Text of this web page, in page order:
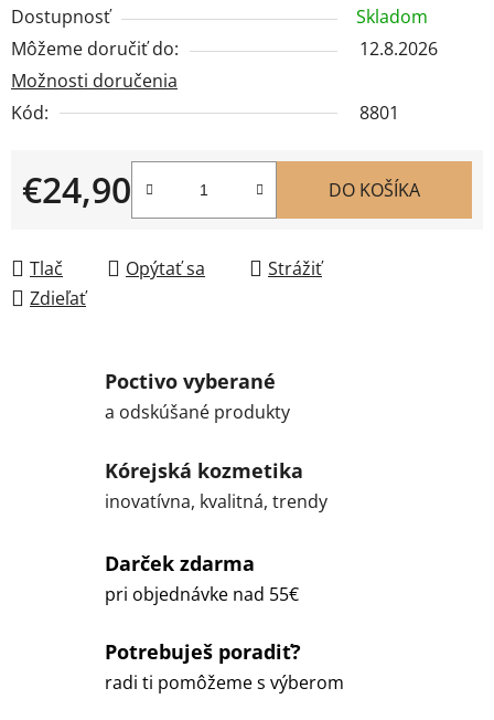
Dostupnosť
Skladom
Môžeme doručiť do:
12.8.2026
Možnosti doručenia
Kód:
8801
€24,90
Jednotková cena:
DO KOŠÍKA
Tlač Opýtať sa
Strážiť
Zdieľať
Poctivo vyberané
a odskúšané produkty
Kórejská kozmetika
inovatívna, kvalitná, trendy
Darček zdarma
pri objednávke nad 55€
Potrebuješ poradiť?
radi ti pomôžeme s výberom